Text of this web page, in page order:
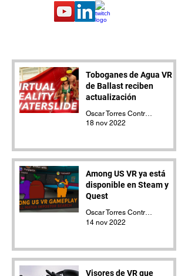
Toboganes de Agua VR
de Ballast reciben
actualización
18 nov 2022
Among US VR ya está
disponible en Steam y
Quest
Oscar Torres Contreras
14 nov 2022
Visores de VR que